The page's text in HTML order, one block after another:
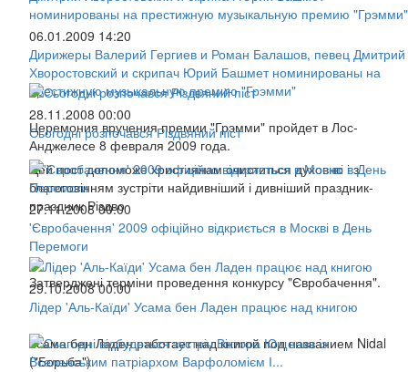
06.01.2009 14:20
Дирижеры Валерий Гергиев и Роман Балашов, певец Дмитрий
Хворостовский и скрипач Юрий Башмет номинированы на
престижную музыкальную премию "Грэмми"
Церемония вручения премии "Грэмми" пройдет в Лос-
Анджелесе 8 февраля 2009 года.
28.11.2008 00:00
Сьогодні розпочався Різдвяний піст
Цей пост допоможе християнам очиститься духовно і з
благоговінням зустріти найдивніший і дивніший праздник-
праздник Різдво
27.11.2008 00:00
'Євробачення' 2009 офіційно відкриється в Москві в День
Перемоги
Затверджені терміни проведення конкурсу "Євробачення".
29.10.2008 00:00
Лідер 'Аль-Каїди' Усама бен Ладен працює над книгою
Усама бен Ладен работает над книгой под названием Nidal
("Борьба")